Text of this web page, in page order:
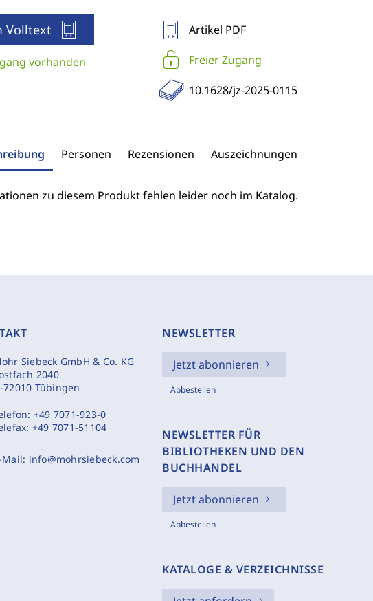
Volltext
vorhanden
Artikel PDF
Freier Zugang
10.1628/jz-2025-0115
Personen Rezensionen Auszeichnungen
zu diesem Produkt fehlen leider noch im Katalog.
Siebeck GmbH & Co. KG
2040
72010 Tübingen
+49 7071-923-0
+49 7071-51104
Mail: info@mohrsiebeck.com
NEWSLETTER
Jetzt abonnieren
Abbestellen
NEWSLETTER FÜR
BIBLIOTHEKEN UND DEN
BUCHHANDEL
Jetzt abonnieren
Abbestellen
KATALOGE & VERZEICHNISSE